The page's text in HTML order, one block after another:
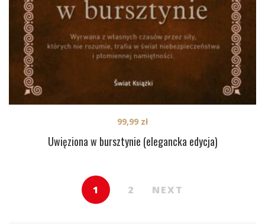
Uwięziona w bursztynie (elegancka edycja)
99,99 zł
1 2 NEXT